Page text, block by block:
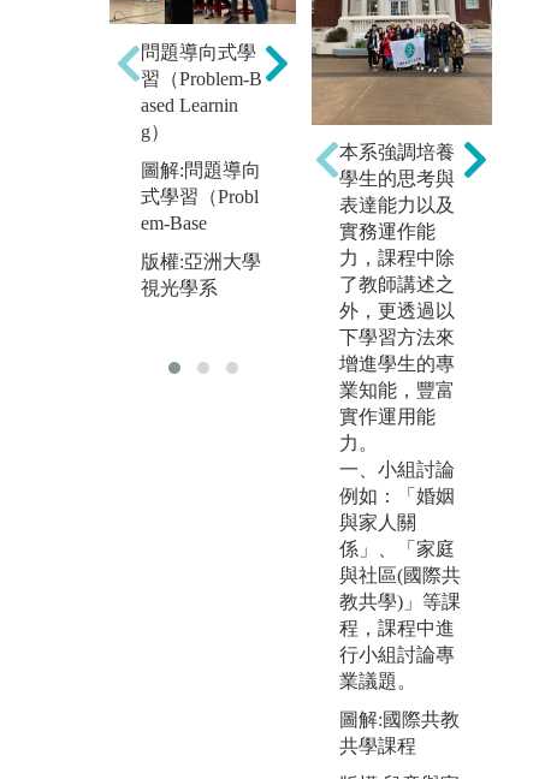
問題導向式學
習（Problem-B
ased Learnin
g）
圖解:問題導向
式學習（Probl
em-Base
版權:亞洲大學
視光學系
翻轉學習
圖解:翻轉學習
版權:亞洲大學
視光學系
本系強調培養
學生的思考與
表達能力以及
實務運作能
力，課程中除
了教師講述之
外，更透過以
下學習方法來
增進學生的專
業知能，豐富
實作運用能
力。
一、小組討論
例如：「婚姻
與家人關
係」、「家庭
與社區(國際共
教共學)」等課
程，課程中進
行小組討論專
業議題。
圖解:國際共教
共學課程